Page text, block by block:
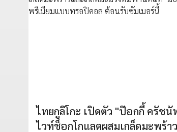
ไทยกูลิโกะ เปิดตัว "ป๊อกกี้ ครัชนั
ไวท์ช็อกโกแลตผสมเกล็ดมะพร้า